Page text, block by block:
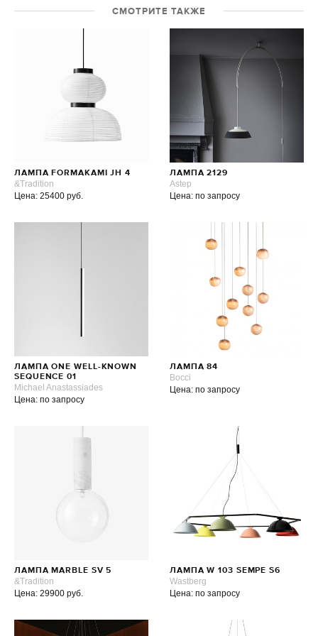
СМОТРИТЕ ТАКЖЕ
ЛАМПА FORMAKAMI JH 4
&Tradition
Цена: 25400 руб.
ЛАМПА 2129
Astep
Цена: по запросу
ЛАМПА ONE WELL-KNOWN
SEQUENCE 01
Michael Anastassiades
Цена: по запросу
ЛАМПА 84
Bocci
Цена: по запросу
ЛАМПА MARBLE SV 5
&Tradition
Цена: 29900 руб.
ЛАМПА W 103 SEMPE S6
Wastberg
Цена: по запросу